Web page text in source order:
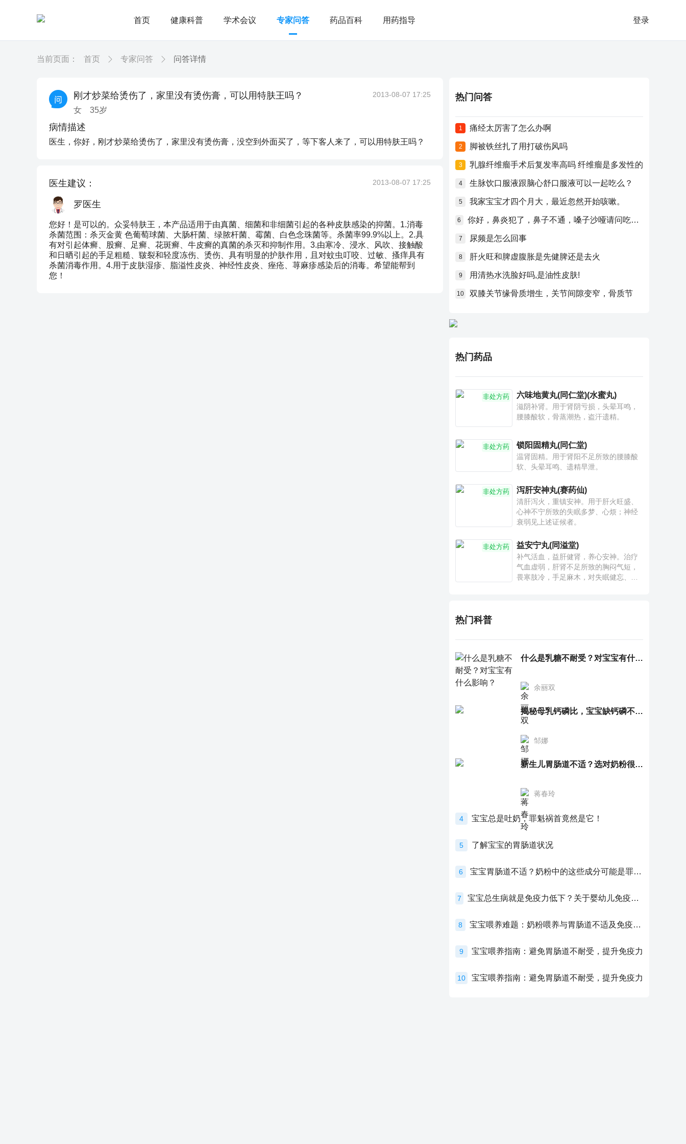
首页 健康科普 学术会议 专家问答 药品百科 用药指导 登录
当前页面： 首页 专家问答 问答详情
刚才炒菜给烫伤了，家里没有烫伤膏，可以用特肤王吗？
女 35岁
2013-08-07 17:25
病情描述
医生，你好，刚才炒菜给烫伤了，家里没有烫伤膏，没空到外面买了，等下客人来了，可以用特肤王吗？
医生建议： 2013-08-07 17:25
罗医生
您好！是可以的。众妥特肤王，本产品适用于由真菌、细菌和非细菌引起的各种皮肤感染的抑菌。1.消毒
杀菌范围：杀灭金黄 色葡萄球菌、大肠杆菌、绿脓杆菌、霉菌、白色念珠菌等。杀菌率99.9%以上。2.具
有对引起体癣、股癣、足癣、花斑癣、牛皮癣的真菌的杀灭和抑制作用。3.由寒冷、浸水、风吹、接触酸
和日晒引起的手足粗糙、皲裂和轻度冻伤、烫伤、具有明显的护肤作用，且对蚊虫叮咬、过敏、搔痒具有
杀菌消毒作用。4.用于皮肤湿疹、脂溢性皮炎、神经性皮炎、痤疮、荨麻疹感染后的消毒。希望能帮到
您！
热门问答
1 痛经太厉害了怎么办啊
2 脚被铁丝扎了用打破伤风吗
3 乳腺纤维瘤手术后复发率高吗 纤维瘤是多发性的
4 生脉饮口服液跟脑心舒口服液可以一起吃么？
5 我家宝宝才四个月大，最近忽然开始咳嗽。
6 你好，鼻炎犯了，鼻子不通，嗓子沙哑请问吃什么药比较好？
7 尿频是怎么回事
8 肝火旺和脾虚腹胀是先健脾还是去火
9 用清热水洗脸好吗,是油性皮肤!
10 双膝关节缘骨质增生，关节间隙变窄，骨质节
热门药品
非处方药 六味地黄丸(同仁堂)(水蜜丸)
滋阴补肾。用于肾阴亏损，头晕耳鸣，
腰膝酸软，骨蒸潮热，盗汗遗精。
非处方药 锁阳固精丸(同仁堂)
温肾固精。用于肾阳不足所致的腰膝酸
软、头晕耳鸣、遗精早泄。
非处方药 泻肝安神丸(赛药仙)
清肝泻火，重镇安神。用于肝火旺盛、
心神不宁所致的失眠多梦、心烦；神经
衰弱见上述证候者。
非处方药 益安宁丸(同溢堂)
补气活血，益肝健肾，养心安神。治疗
气血虚弱，肝肾不足所致的胸闷气短，
畏寒肢冷，手足麻木，对失眠健忘、神
热门科普
什么是乳糖不耐受？对宝宝有什么影响？
余丽双
揭秘母乳钙磷比，宝宝缺钙磷不再愁
邹娜
新生儿胃肠道不适？选对奶粉很重要！
蒋春玲
4 宝宝总是吐奶，罪魁祸首竟然是它！
5 了解宝宝的胃肠道状况
6 宝宝胃肠道不适？奶粉中的这些成分可能是罪魁祸首！
7 宝宝总生病就是免疫力低下？关于婴幼儿免疫力的真相，家长必须了解！
8 宝宝喂养难题：奶粉喂养与胃肠道不适及免疫力提升的奥秘
9 宝宝喂养指南：避免胃肠道不耐受，提升免疫力
10 宝宝喂养指南：避免胃肠道不耐受，提升免疫力